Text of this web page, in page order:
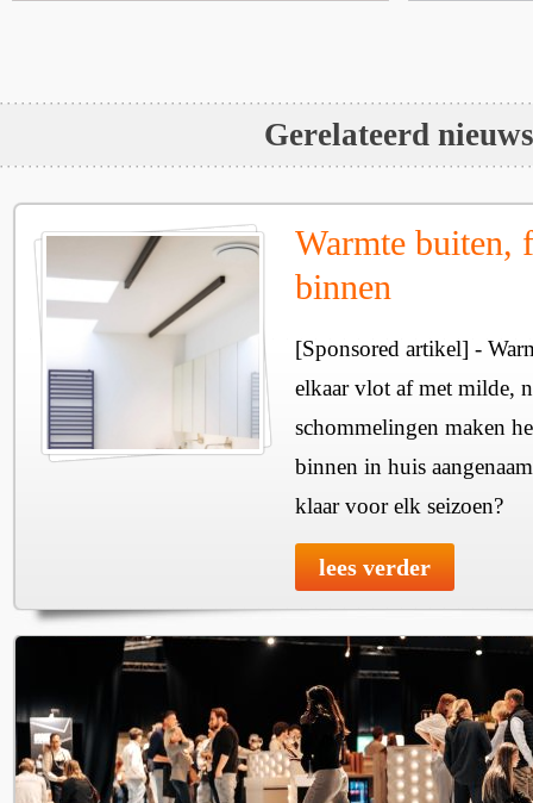
Gerelateerd nieuws
Warmte buiten,
binnen
[Sponsored artikel] -
elkaar vlot af met milde,
schommelingen maken
binnen in huis
klaar voor elk seizoen?
lees verder